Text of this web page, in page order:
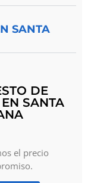
SANTA
DE
SANTA
el precio